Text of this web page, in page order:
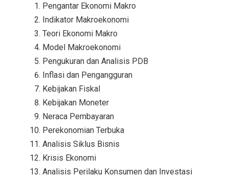
Pengantar Ekonomi Makro
Indikator Makroekonomi
Teori Ekonomi Makro
Model Makroekonomi
Pengukuran dan Analisis PDB
Inflasi dan Pengangguran
Kebijakan Fiskal
Kebijakan Moneter
Neraca Pembayaran
Perekonomian Terbuka
Analisis Siklus Bisnis
Krisis Ekonomi
Analisis Perilaku Konsumen dan Investasi